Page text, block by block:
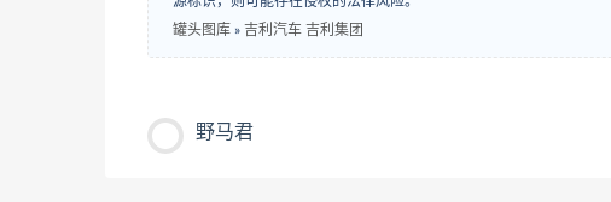
罐头图库 » 吉利汽车 吉利集团
野马君